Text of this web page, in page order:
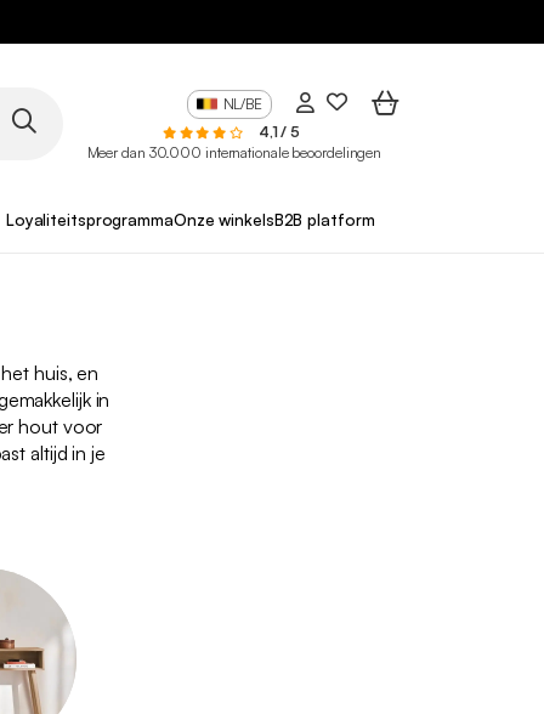
NL/BE
4,1 / 5
Meer dan 30.000 internationale beoordelingen
LoyaliteitsprogrammaOnze winkelsB2B platform
huis, en
in
hout voor
altijd in je